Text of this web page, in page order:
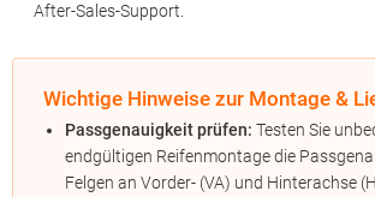
After-Sales-Support.
Wichtige Hinweise zur Montage &
Passgenauigkeit prüfen: Testen Sie
endgültigen Reifenmontage die
Felgen an Vorder- (VA) und Hinterachse